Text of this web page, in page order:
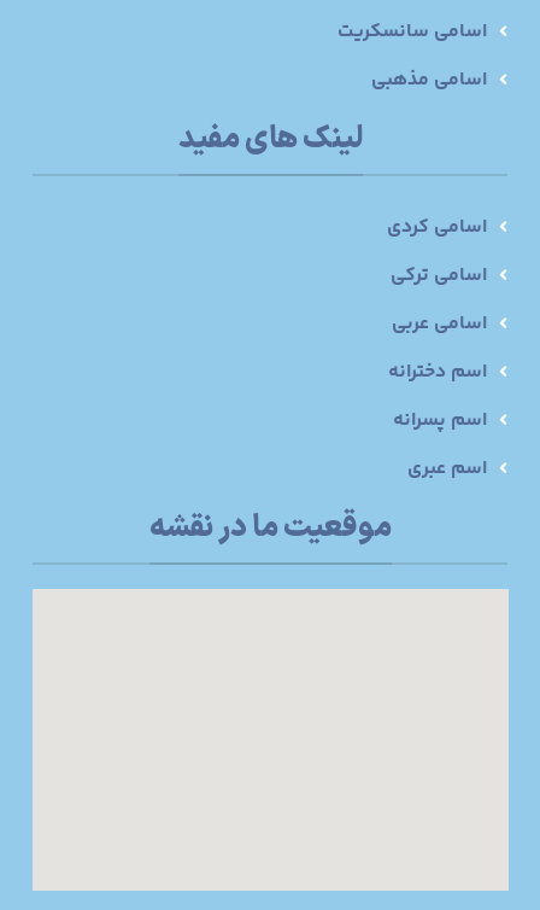
اسامی سانسکریت
اسامی مذهبی
لینک های مفید
اسامی کردی
اسامی ترکی
اسامی عربی
اسم دخترانه
اسم پسرانه
اسم عبری
موقعیت ما در نقشه